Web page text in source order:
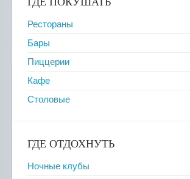
Рестораны
Бары
Пиццерии
Кафе
Столовые
ГДЕ ОТДОХНУТЬ
Ночные клубы